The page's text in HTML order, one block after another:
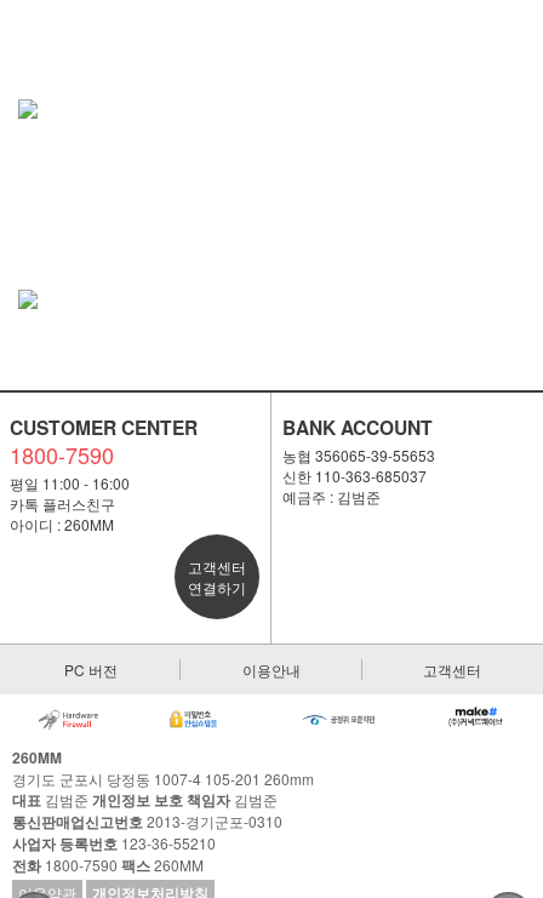
CUSTOMER CENTER
1800-7590
평일 11:00 - 16:00
카톡 플러스친구
아이디 : 260MM
고객센터
연결하기
BANK ACCOUNT
농협 356065-39-55653
신한 110-363-685037
예금주 : 김범준
PC 버전 이용안내 고객센터
260MM
경기도 군포시 당정동 1007-4 105-201 260mm
대표 김범준 개인정보 보호 책임자김범준
통신판매업신고번호2013-경기군포-0310
사업자 등록번호 123-36-55210
전화1800-7590 팩스260MM
이용약관
개인정보처리방침